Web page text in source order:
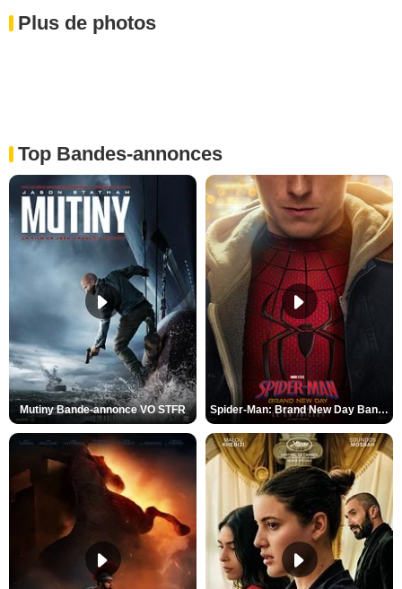
Plus de photos
Top Bandes-annonces
Mutiny Bande-annonce VO STFR Spider-Man: Brand New Day Bande-annonce VO STFR